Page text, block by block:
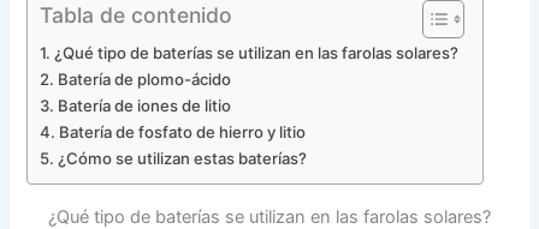
Tabla de contenido
¿Qué tipo de baterías se utilizan en las farolas solares?
Batería de plomo-ácido
Batería de iones de litio
Batería de fosfato de hierro y litio
¿Cómo se utilizan estas baterías?
¿Qué tipo de baterías se utilizan en las farolas solares?